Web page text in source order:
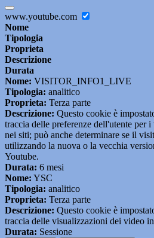
www.youtube.com
Nome
Tipologia
Proprieta
Descrizione
Durata
Nome: VISITOR_INFO1_LIVE
Tipologia: analitico
Proprieta: Terza parte
Descrizione: Questo cookie è
traccia delle preferenze dell'utente per
nei siti; può anche determinare se il
utilizzando la nuova o la vecchia
Youtube.
Durata: 6 mesi
Nome: YSC
Tipologia: analitico
Proprieta: Terza parte
Descrizione: Questo cookie è
traccia delle visualizzazioni dei video
Durata: Sessione